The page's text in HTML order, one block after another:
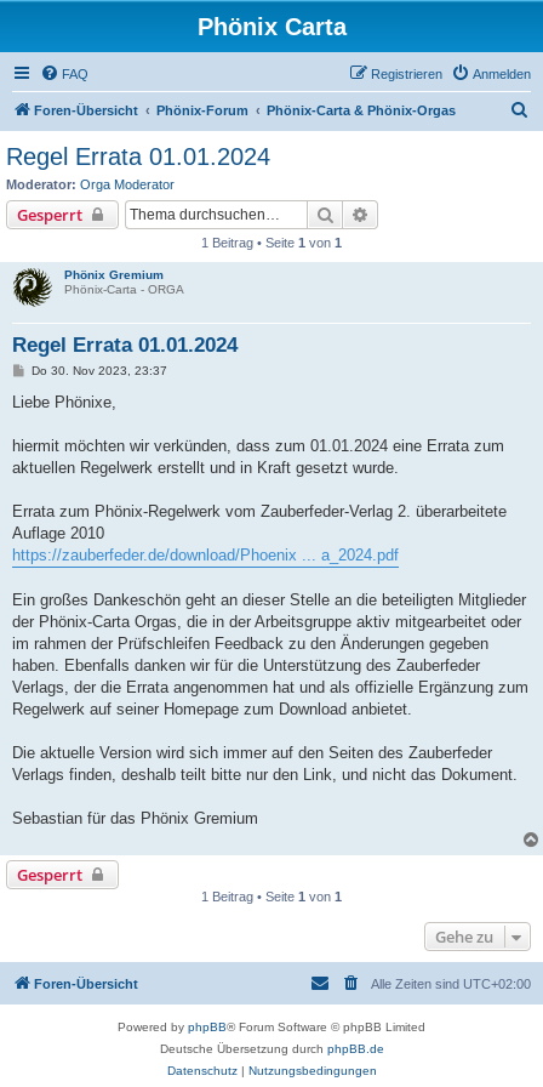
Phönix Carta
FAQ Anmelden
Registrieren
Foren-Übersicht Phönix-Forum Phönix-Carta & Phönix-Orgas
Regel Errata 01.01.2024
Moderator: Orga Moderator
Gesperrt Suche
1 Beitrag • Seite 1 von 1
Phönix Gremium
Phönix-Carta - ORGA
Regel Errata 01.01.2024
B
i
a
Do 30. Nov 2023, 23:37
Liebe Phönixe,
hiermit möchten wir verkünden, dass zum 01.01.2024 eine Errata zum
aktuellen Regelwerk erstellt und in Kraft gesetzt wurde.
Errata zum Phönix-Regelwerk vom Zauberfeder-Verlag 2. überarbeitete
Auflage 2010
https://zauberfeder.de/download/Phoenix ... a_2024.pdf
Ein großes Dankeschön geht an dieser Stelle an die beteiligten Mitglieder
der Phönix-Carta Orgas, die in der Arbeitsgruppe aktiv mitgearbeitet oder
im rahmen der Prüfschleifen Feedback zu den Änderungen gegeben
haben. Ebenfalls danken wir für die Unterstützung des Zauberfeder
Verlags, der die Errata angenommen hat und als offizielle Ergänzung zum
Regelwerk auf seiner Homepage zum Download anbietet.
Die aktuelle Version wird sich immer auf den Seiten des Zauberfeder
Verlags finden, deshalb teilt bitte nur den Link, und nicht das Dokument.
Sebastian für das Phönix Gremium
Gesperrt
1 Beitrag • Seite 1 von 1
Gehe zu
Foren-Übersicht Alle Zeiten sind UTC+02:00
Powered by phpBB® Forum Software © phpBB Limited
Deutsche Übersetzung durch phpBB.de
Datenschutz| Nutzungsbedingungen